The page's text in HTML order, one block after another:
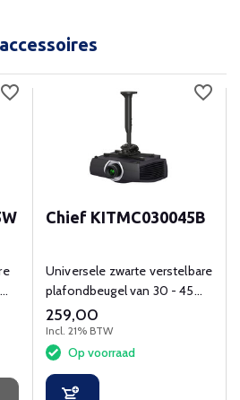
Chief KITMC030045B
Universele zwarte verstelbare
plafondbeugel van 30 - 45
cm voor beamers tot 22 kg.
259,00
Incl. 21% BTW
Op voorraad